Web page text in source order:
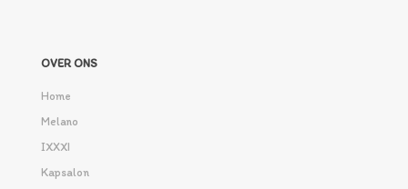
OVER ONS
Home
Melano
IXXXI
Kapsalon